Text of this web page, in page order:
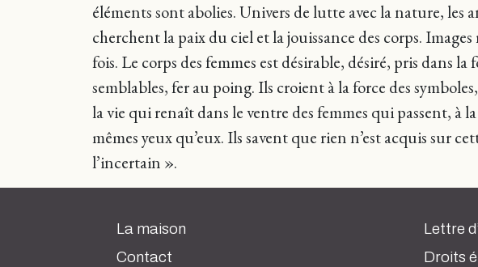
éléments sont abolies. Univers de lutte avec la nature, les
cherchent la paix du ciel et la jouissance des corps.
fois. Le corps des femmes est désirable, désiré, pris dans
semblables, fer au poing. Ils croient à la force des
la vie qui renaît dans le ventre des femmes qui passent,
mêmes yeux qu’eux. Ils savent que rien n’est acquis sur
l’incertain ».
La maison
Contact
Lettre
Droits